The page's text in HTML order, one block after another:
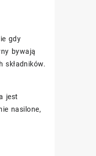
gdy
bywają
składników.
jest
nasilone,